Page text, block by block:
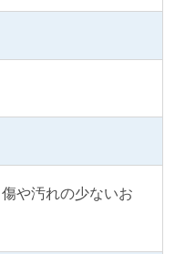
や汚れの少ないお